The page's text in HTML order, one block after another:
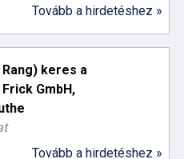
Tovább a hirdetéshez »
keres a
GmbH,
Tovább a hirdetéshez »